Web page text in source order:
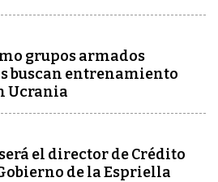
grupos armados
buscan entrenamiento
Ucrania
el director de Crédito
de la Espriella